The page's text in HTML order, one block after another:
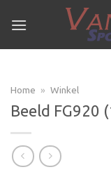
naar
Home » Winkel
Beeld FG920